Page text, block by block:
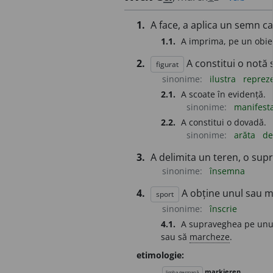
1. A face, a aplica un semn
1.1. A imprima, pe un
2. figurat A constitui o notă
sinonime: ilustra
2.1. A scoate în evidență.
sinonime:
2.2. A constitui o dovadă.
sinonime:
arăta
3. A delimita un teren, o
sinonime: însemna
4. sport A obține unul sau
sinonime:
înscrie
4.1. A supraveghea pe
sau să marcheze.
etimologie: